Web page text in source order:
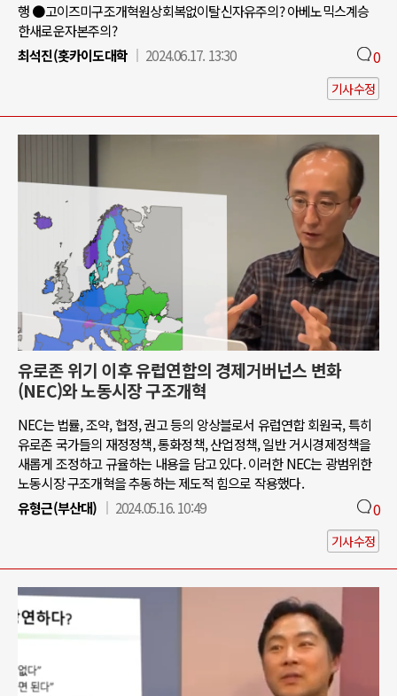
행 ●고이즈미구조개혁원상회복없이탈신자유주의? 아베노믹스계승
한새로운자본주의?
최석진(홋카이도대학
2024.06.17. 13:30 0
기사수정
유로존 위기 이후 유럽연합의 경제거버넌스 변화
(NEC)와 노동시장 구조개혁
NEC는 법률, 조약, 협정, 권고 등의 앙상블로서 유럽연합 회원국, 특히
유로존 국가들의 재정정책, 통화정책, 산업정책, 일반 거시경제정책을
새롭게 조정하고 규율하는 내용을 담고 있다. 이러한 NEC는 광범위한
노동시장 구조개혁을 추동하는 제도적 힘으로 작용했다.
유형근(부산대)
2024.05.16. 10:49 0
기사수정